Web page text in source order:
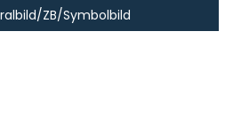
ZB/Symbolbild